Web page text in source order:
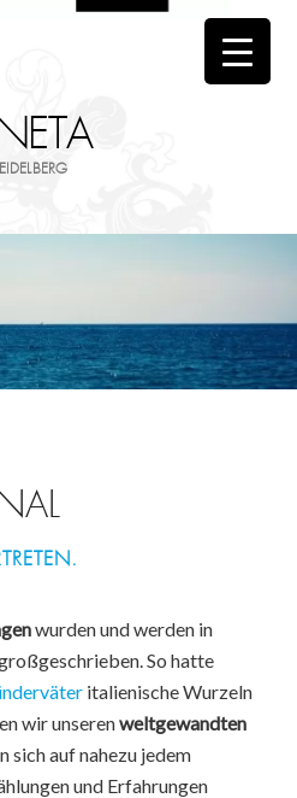
wurden und werden in
So hatte
italienische Wurzeln
wir unserenweltgewandten
sich auf nahezu jedem
und Erfahrungen